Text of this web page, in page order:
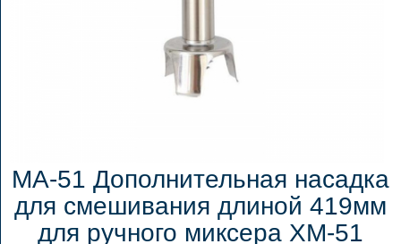
MA-51 Дополнительная насадка
для смешивания длиной 419мм
для ручного миксера XM-51